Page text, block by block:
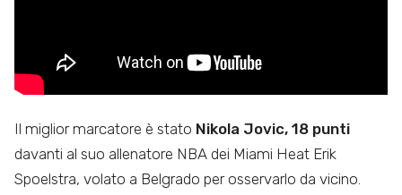
Il miglior marcatore è stato Nikola Jovic, 18 punti
davanti al suo allenatore NBA dei Miami Heat Erik
Spoelstra, volato a Belgrado per osservarlo da vicino.